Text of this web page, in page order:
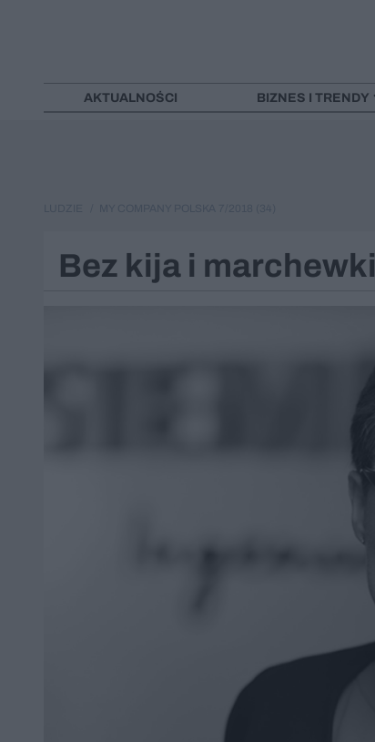
AKTUALNOŚCI BIZNES I TRENDY
Bez kija i marchewki